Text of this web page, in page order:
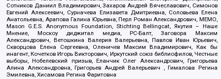
Сотников Даниил Владимирович, Захаров Андрей Вячеславович, Симонов
Евгений Алексеевич, Сурначева Елизавета Дмитриевна, Соловьева Елена
Анатольевна, Арапова Галина Юрьевна, Перл Роман Александрович, МЕМО,
Mason G.E.S. Anonymous Foundation, Stichting Bellingcat, Якутия – Наше
Мнение, Москоу диджитал медиа, РС-Балт, Заговора Максим
Александрович, Ветошкина Валерия Валерьевна, Павлов Иван Юрьевич,
Скворцова Елена Сергеевна, Оленичев Максим Владимирович, Как бы
инагент, Кочетков Игорь Викторович, Иркутский союз библиофилов, Честные
выборы, Нобелевский призыв, Еланчик Олег Александрович, Григорьева
Алина Александровна, Григорьев Андрей Валерьевич , Гималова Регина
Эмилевна, Хисамова Регина Фаритовна